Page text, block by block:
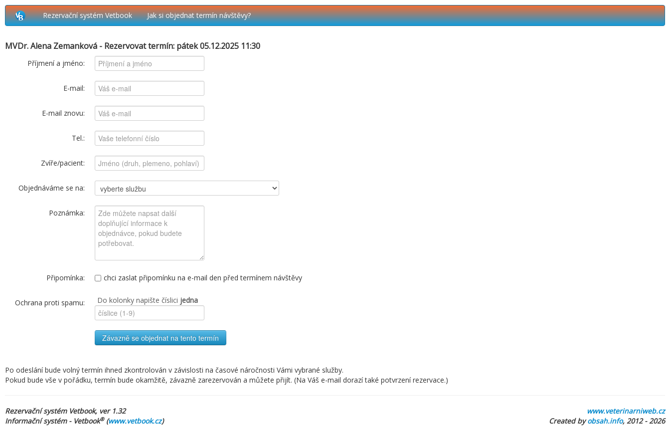
Rezervační systém Vetbook Jak si objednat termín návštěvy?
MVDr. Alena Zemanková - Rezervovat termín: pátek 05.12.2025 11:30
Příjmení a jméno:
E-mail:
E-mail znovu:
Tel.:
Zvíře/pacient:
Objednáváme se na:
Poznámka:
Připomínka: chci zaslat připomínku na e-mail den před termínem návštěvy
Ochrana proti spamu: Do kolonky napište číslici jedna
Závazně se objednat na tento termín
Po odeslání bude volný termín ihned zkontrolován v závislosti na časové náročnosti Vámi vybrané služby.
Pokud bude vše v pořádku, termín bude okamžitě, závazně zarezervován a můžete přijít. (Na Váš e-mail dorazí také potvrzení rezervace.)
Rezervační systém Vetbook, ver 1.32
Informační systém - Vetbook®(www.vetbook.cz)
www.veterinarniweb.cz
Created byobsah.info, 2012 - 2026